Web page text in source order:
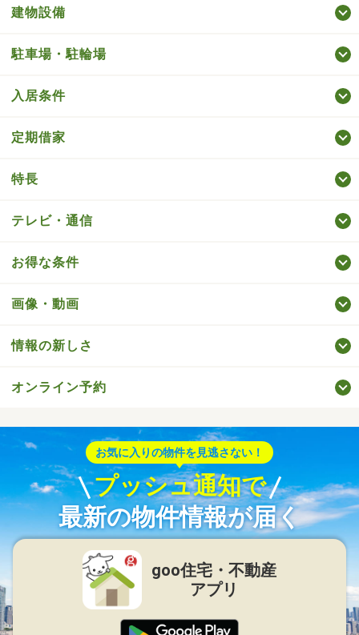
建物設備
駐車場・駐輪場
入居条件
定期借家
特長
テレビ・通信
お得な条件
画像・動画
情報の新しさ
オンライン予約
お気に入りの物件を見逃さない！
プッシュ通知で
最新の物件情報が届く
goo住宅・不動産
アプリ